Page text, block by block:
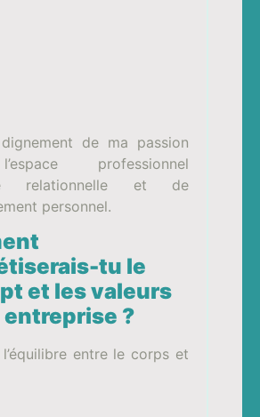
de ma passion
professionnel
relationnelle et de
personnel.
tu le
et les valeurs
entreprise ?
l’équilibre entre le corps et